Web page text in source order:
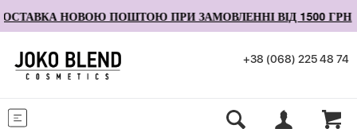
НОВОЮ ПОШТОЮ ПРИ ЗАМОВЛЕННІ ВІД 1500 ГРН
+38 (068) 225 48 74